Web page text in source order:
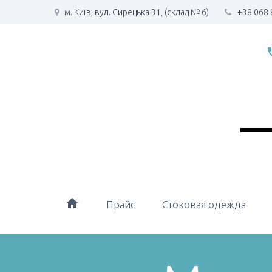
м. Київ, вул. Сирецька 31, (склад № 6) +38 068
home Прайс Стоковая одежда